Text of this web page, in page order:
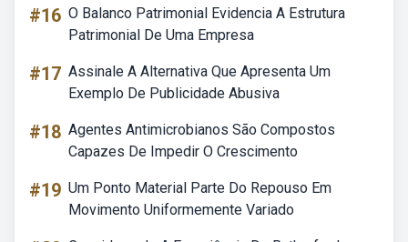
#16 O Balanco Patrimonial Evidencia A Estrutura
Patrimonial De Uma Empresa
#17 Assinale A Alternativa Que Apresenta Um
Exemplo De Publicidade Abusiva
#18 Agentes Antimicrobianos São Compostos
Capazes De Impedir O Crescimento
#19 Um Ponto Material Parte Do Repouso Em
Movimento Uniformemente Variado